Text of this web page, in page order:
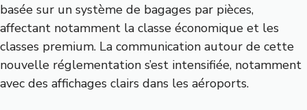
basée sur un système de bagages par pièces,
affectant notamment la classe économique et les
classes premium. La communication autour de cette
nouvelle réglementation s’est intensifiée, notamment
avec des affichages clairs dans les aéroports.